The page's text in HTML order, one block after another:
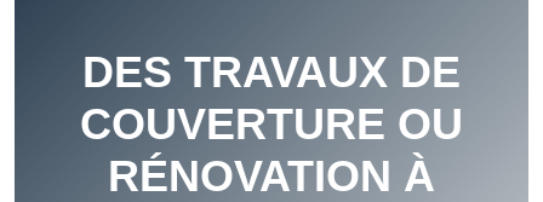
DES TRAVAUX DE
COUVERTURE OU
RÉNOVATION À